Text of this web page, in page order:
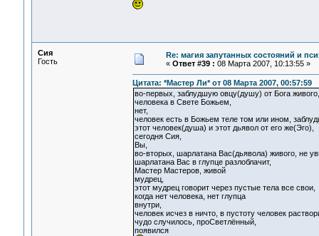
Сия
Гость
Re: магия запутанных состояний и
« Ответ #39 : 08 Марта 2007, 10:13:55 »
Цитата: *Мастер Ли* от 08 Марта 2007, 00:57:59
во-первых, заблудшую овцу(душу) от Бога
человека в Свете Божьем,
нет,
человек есть в Божьем теле том или ином,
этот человек(душа) и этот дьявол от его же(Эго),
сегодня Сия,
Вы,
во-вторых, шарлатана Вас(дьявола) живого, не
шарлатана Вас в глупце разлоблачит,
Мастер Мастеров, живой
мудрец,
этот мудрец говорит через пустые тела все свои,
когда нет человека, нет глупца
внутри,
человек исчез в ничто, в пустоту человек
чудо случилось, проСветлённый,
появился